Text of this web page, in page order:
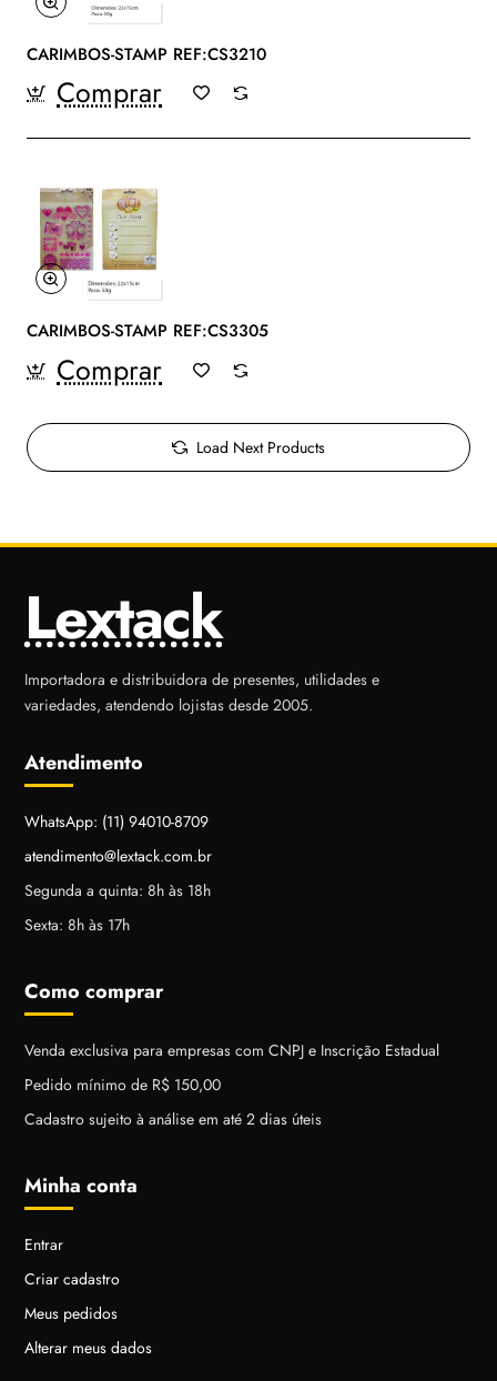
CARIMBOS-STAMP REF:CS3210
Comprar
CARIMBOS-STAMP REF:CS3305
Comprar
Load Next Products
Atendimento
WhatsApp: (11) 94010-8709
atendimento@lextack.com.br
Segunda a quinta: 8h às 18h
Sexta: 8h às 17h
Como comprar
Venda exclusiva para empresas com CNPJ e Inscrição Estadual
Pedido mínimo de R$ 150,00
Cadastro sujeito à análise em até 2 dias úteis
Minha conta
Entrar
Criar cadastro
Meus pedidos
Alterar meus dados
Lextack
Importadora e distribuidora de presentes, utilidades e
variedades, atendendo lojistas desde 2005.